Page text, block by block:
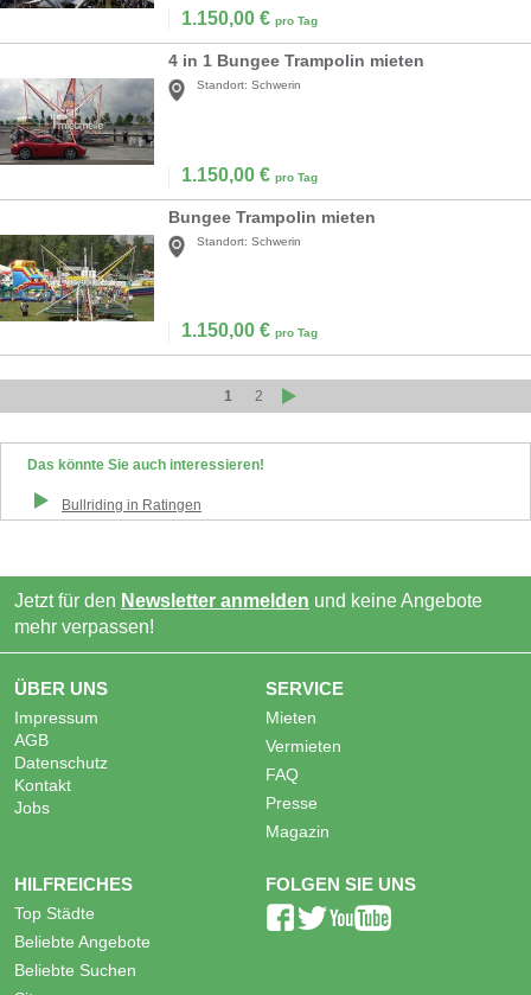
1.150,00 € pro Tag
4 in 1 Bungee Trampolin mieten
Standort: Schwerin
1.150,00 € pro Tag
Bungee Trampolin mieten
Standort: Schwerin
1.150,00 € pro Tag
1 2
Das könnte Sie auch interessieren!
Bullriding in Ratingen
Jetzt für den Newsletter anmelden und keine Angebote
mehr verpassen!
ÜBER UNS
Impressum
AGB
Datenschutz
Kontakt
Jobs
SERVICE
Mieten
Vermieten
FAQ
Presse
Magazin
HILFREICHES
Top Städte
Beliebte Angebote
Beliebte Suchen
FOLGEN SIE UNS